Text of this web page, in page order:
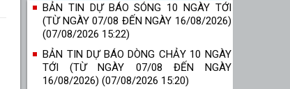
BẢN TIN DỰ BÁO SÓNG 10 NGÀY TỚI
(TỪ NGÀY 07/08 ĐẾN NGÀY 16/08/2026)
(07/08/2026 15:22)
BẢN TIN DỰ BÁO DÒNG CHẢY 10 NGÀY
TỚI (TỪ NGÀY 07/08 ĐẾN NGÀY
16/08/2026) (07/08/2026 15:20)